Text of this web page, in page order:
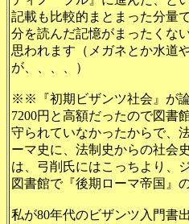
記載も比較的まとまった分量
分を読んだ記憶がまったくな
思われます（メガネとか水道
が、、、、）
※※『初期ビザンツ社会』が
7200円と高額だったので図書
守られていなかったからで、
ーマ史に、法制史からの社会
は、弓削氏にはこっちより、
図書館で『後期ローマ帝国』
私が80年代のビザンツ入門書